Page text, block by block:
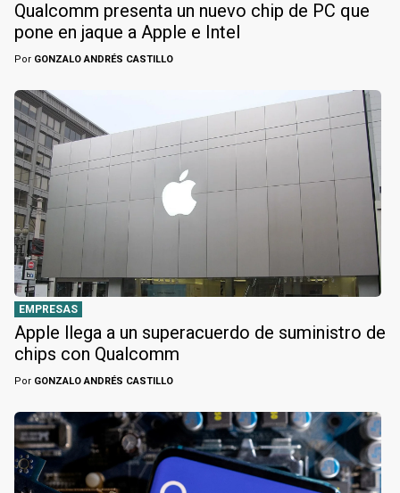
Qualcomm presenta un nuevo chip de PC que
pone en jaque a Apple e Intel
Por GONZALO ANDRÉS CASTILLO
EMPRESAS
Apple llega a un superacuerdo de suministro de
chips con Qualcomm
Por GONZALO ANDRÉS CASTILLO